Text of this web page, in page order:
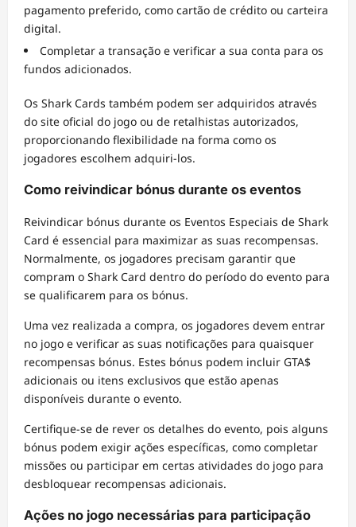
pagamento preferido, como cartão de crédito ou carteira
digital.
Completar a transação e verificar a sua conta para os
fundos adicionados.
Os Shark Cards também podem ser adquiridos através
do site oficial do jogo ou de retalhistas autorizados,
proporcionando flexibilidade na forma como os
jogadores escolhem adquiri-los.
Como reivindicar bónus durante os eventos
Reivindicar bónus durante os Eventos Especiais de Shark
Card é essencial para maximizar as suas recompensas.
Normalmente, os jogadores precisam garantir que
compram o Shark Card dentro do período do evento para
se qualificarem para os bónus.
Uma vez realizada a compra, os jogadores devem entrar
no jogo e verificar as suas notificações para quaisquer
recompensas bónus. Estes bónus podem incluir GTA$
adicionais ou itens exclusivos que estão apenas
disponíveis durante o evento.
Certifique-se de rever os detalhes do evento, pois alguns
bónus podem exigir ações específicas, como completar
missões ou participar em certas atividades do jogo para
desbloquear recompensas adicionais.
Ações no jogo necessárias para participação